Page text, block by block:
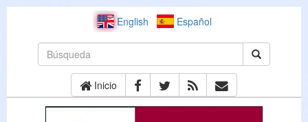
English Español
Inicio